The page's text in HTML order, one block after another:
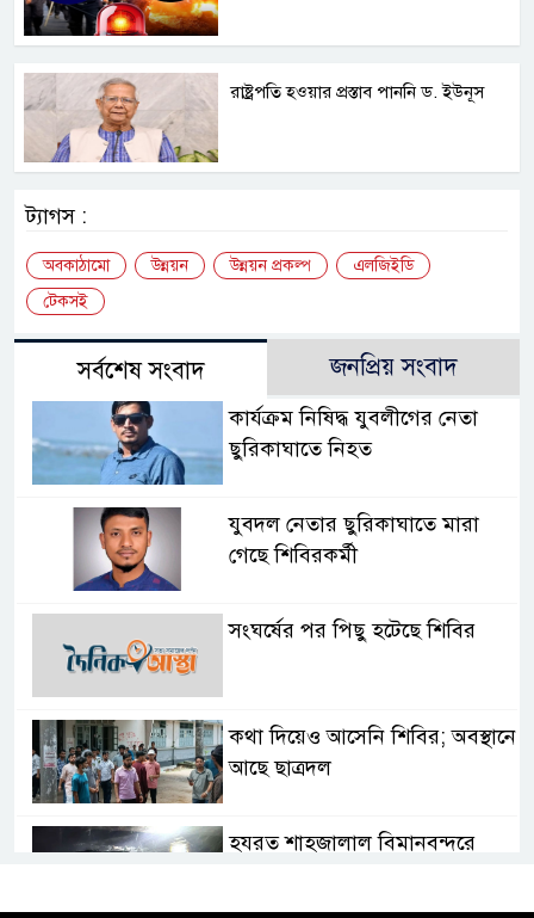
রাষ্ট্রপতি হওয়ার প্রস্তাব পাননি ড. ইউনূস
ট্যাগস :
অবকাঠামো উন্নয়ন উন্নয়ন প্রকল্প
এলজিইডি
টেকসই
সর্বশেষ সংবাদ জনপ্রিয় সংবাদ
কার্যক্রম নিষিদ্ধ যুবলীগের নেতা
ছুরিকাঘাতে নিহত
যুবদল নেতার ছুরিকাঘাতে মারা
গেছে শিবিরকর্মী
সংঘর্ষের পর পিছু হটেছে শিবির
কথা দিয়েও আসেনি শিবির; অবস্থানে
আছে ছাত্রদল
হযরত শাহজালাল বিমানবন্দরে